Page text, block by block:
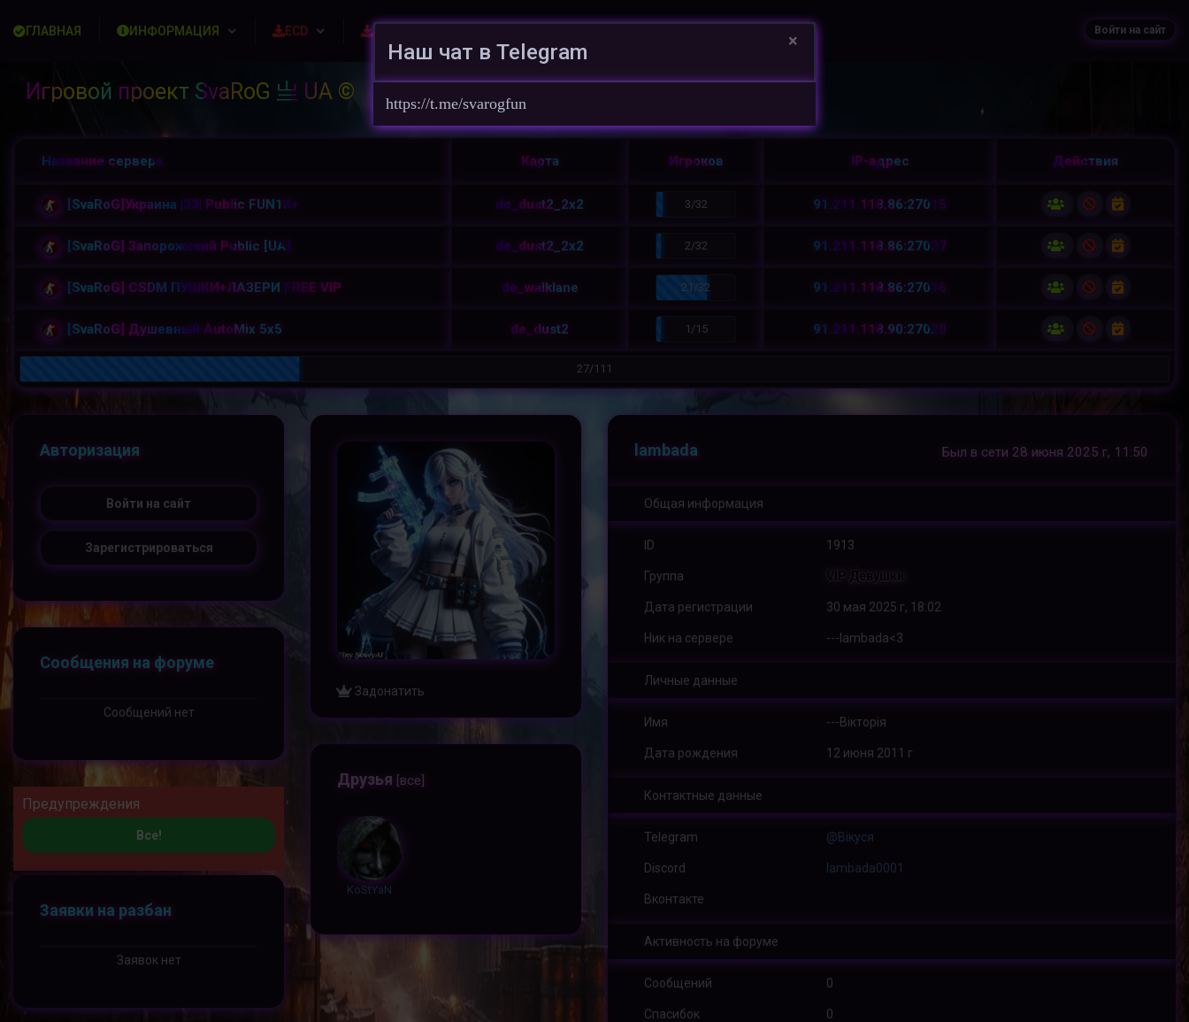
Войти на сайт
ГЛАВНАЯ ИНФОРМАЦИЯ ECD
Игровой проект SvaRoG 亗 UA ©
Название сервера Карта Игроков IP-адрес Действия
[SvaRoG]Украина |33| Public FUN18+ de_dust2_2x2 3/32 91.211.118.86:27015
[SvaRoG] Запорожский Public [UA] de_dust2_2x2 2/32 91.211.118.86:27037
[SvaRoG] CSDM ПУШКИ+ЛАЗЕРИ FREE VIP de_walklane 21/32 91.211.118.86:27016
[SvaRoG] Душевный AutoMix 5x5 de_dust2 1/15 91.211.118.90:27020
27/111
Задонатить
Друзья [все]
KoStYaN
lambada Был в сети 28 июня 2025 г, 11:50
Общая информация
ID 1913
Группа VIP Девушки
Дата регистрации 30 мая 2025 г, 18:02
Ник на сервере ---lambada<3
Личные данные
Имя ---Вікторія
Дата рождения 12 июня 2011 г
Контактные данные
Telegram @Вікуся
Discord lambada0001
Вконтакте
Активность на форуме
Сообщений 0
Спасибок 0
Авторизация
Войти на сайт
Зарегистрироваться
Сообщения на форуме
Сообщений нет
Предупреждения
Все!
Заявки на разбан
Заявок нет
Наш чат в Telegram ×
https://t.me/svarogfun